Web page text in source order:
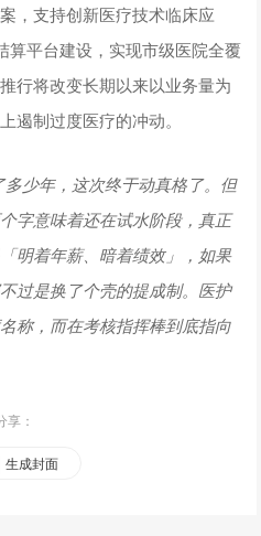
，支持创新医疗技术临床应
算平台建设，实现市级医院全覆
行将改变长期以来以业务量为
遏制过度医疗的冲动。
多少年，这次终于动真格了。但
字意味着还在试水阶段，真正
明着年薪、暗着绩效」，如果
过是换了个壳的提成制。医护
称，而在考核指挥棒到底指向
享：
生成封面